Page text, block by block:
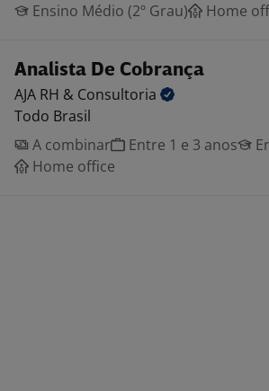
Ensino Médio (2º Grau) Home
Analista De Cobrança
AJA RH & Consultoria
Todo Brasil
A combinar
Entre 1 e 3 anos
Home office